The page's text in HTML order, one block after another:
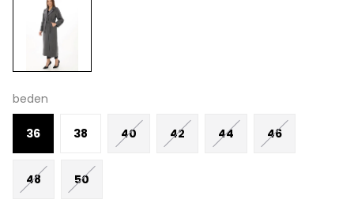
beden
36 38 40 42 44 46
48 50